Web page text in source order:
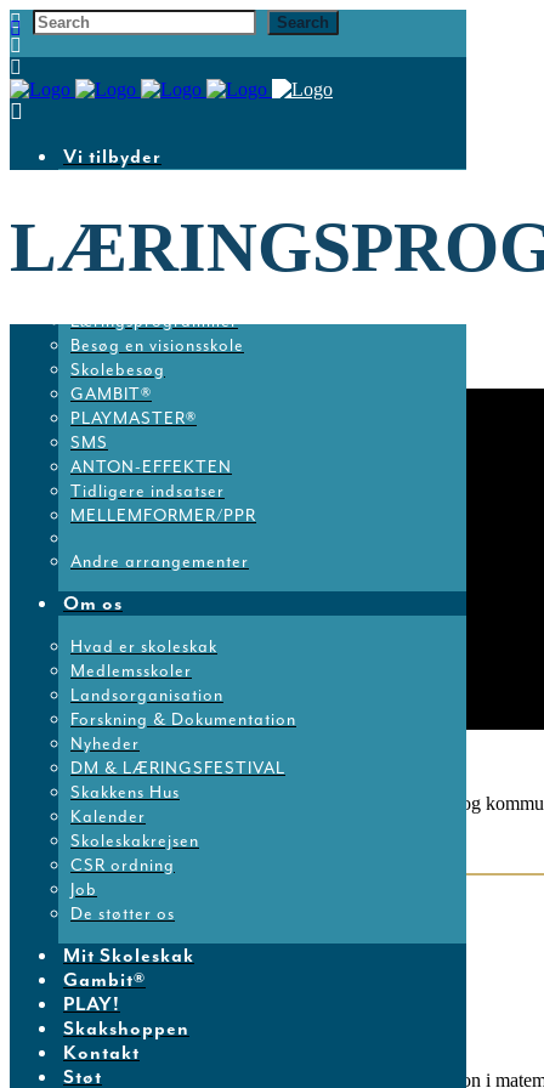
Vi tilbyder
Book rådgivning
Bliv medlem
Skolernes Skakdag
Læringsprogrammer
Besøg en visionsskole
Skolebesøg
GAMBIT®
PLAYMASTER®
SMS
ANTON-EFFEKTEN
Tidligere indsatser
MELLEMFORMER/PPR
Andre arrangementer
Om os
Hvad er skoleskak
Medlemsskoler
Landsorganisation
Forskning & Dokumentation
Nyheder
DM & LÆRINGSFESTIVAL
Skakkens Hus
Kalender
Skoleskakrejsen
CSR ordning
Job
De støtter os
Mit Skoleskak
Gambit®
PLAY!
Skakshoppen
Kontakt
Støt
Dansk Skoleskaks læringsprogrammer kan tilpasses skoler og
SKAK+MAT®
SKAK+MAT® programmet fungerer som en ugentlig lektion i